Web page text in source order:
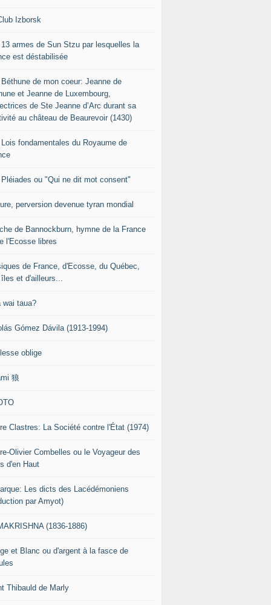
Izborsk
13 armes de Sun Stzu par lesquelles la
est déstabilisée
de mon coeur: Jeanne de
et Jeanne de Luxembourg,
de Ste Jeanne d’Arc durant sa
au château de Beaurevoir (1430)
fondamentales du Royaume de
Pléiades ou "Qui ne dit mot consent"
perversion devenue tyran mondial
de Bannockburn, hymne de la France
l'Ecosse libres
de France, d'Ecosse, du Québec,
et d'ailleurs...
wai taua?
Gómez Dávila (1913-1994)
oblige
狼
Clastres: La Société contre l'État (1974)
Olivier Combelles ou le Voyageur des
d'en Haut
Les dicts des Lacédémoniens
par Amyot)
(1836-1886)
et Blanc ou d'argent à la fasce de
Thibauld de Marly